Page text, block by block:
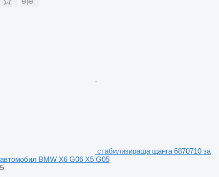
стабилизираща щанга 6870710 за
автомобил BMW X6 G06 X5 G05
5